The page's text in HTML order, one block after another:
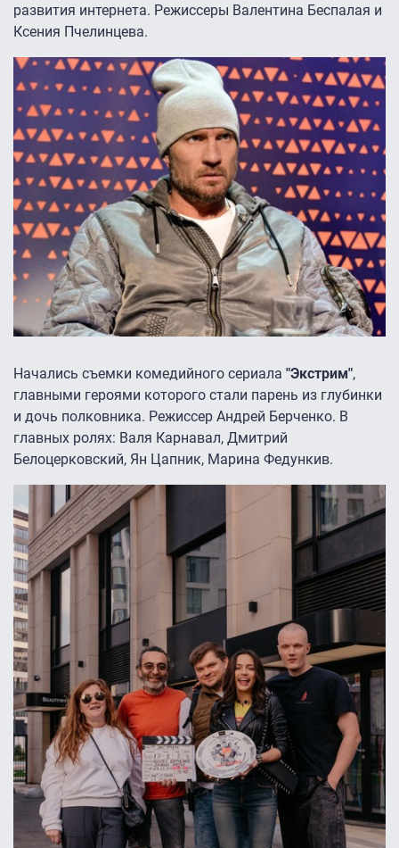
развития интернета. Режиссеры Валентина Беспалая и
Ксения Пчелинцева.
Начались съемки комедийного сериала "Экстрим",
главными героями которого стали парень из глубинки
и дочь полковника. Режиссер Андрей Берченко. В
главных ролях: Валя Карнавал, Дмитрий
Белоцерковский, Ян Цапник, Марина Федункив.